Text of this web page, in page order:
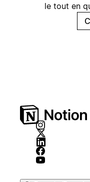
le tout en